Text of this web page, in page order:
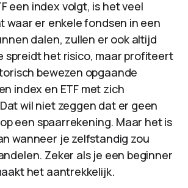
een index volgt, is het veel
waar er enkele fondsen in een
dalen, zullen er ook altijd
spreidt het risico, maar profiteert
bewezen opgaande
index en ETF met zich
wil niet zeggen dat er geen
een spaarrekening. Maar het is
wanneer je zelfstandig zou
Zeker als je een beginner
het aantrekkelijk.